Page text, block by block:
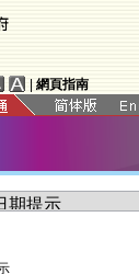
網頁指南